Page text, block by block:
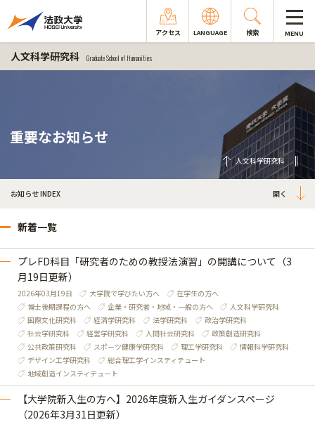
アクセス LANGUAGE 検索 MENU
人文科学研究科 Graduate School of Humanities
重要なお知らせ
人文科学研究科
お知らせ INDEX
新着一覧
プレFD科目「研究者のための教授法演習」の開講について（3
月19日更新）
2026年03月19日 大学院で学びたい方へ
在学生の方へ
博士後期課程の方へ
企業・研究者・地域・一般の方へ
人文科学研究科
国際文化研究科
経済学研究科 法学研究科
政治学研究科
社会学研究科
経営学研究科 人間社会研究科
政策創造研究科
公共政策研究科
スポーツ健康学研究科 理工学研究科
情報科学研究科
デザイン工学研究科
総合理工学インスティテュート
地域創造インスティテュート
【大学院新入生の方へ】2026年度新入生ガイダンスページ
（2026年3月31日更新）